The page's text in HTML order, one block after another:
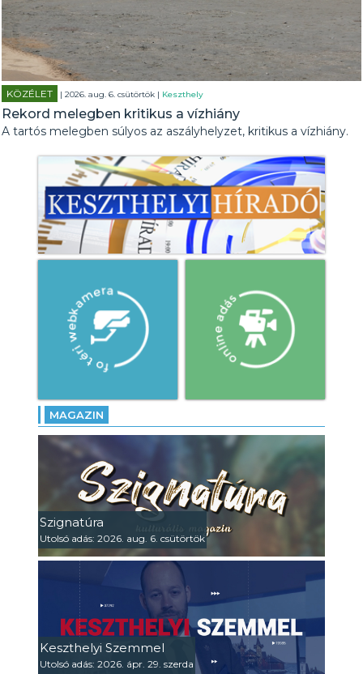
KÖZÉLET | 2026. aug. 6. csütörtök | Keszthely
Rekord melegben kritikus a vízhiány
A tartós melegben súlyos az aszályhelyzet, kritikus a vízhiány.
MAGAZIN
Szignatúra
Utolsó adás: 2026. aug. 6. csütörtök
Keszthelyi Szemmel
Utolsó adás: 2026. ápr. 29. szerda